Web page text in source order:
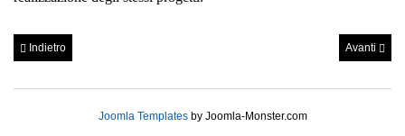
Indietro Avanti
Joomla Templatesby Joomla-Monster.com